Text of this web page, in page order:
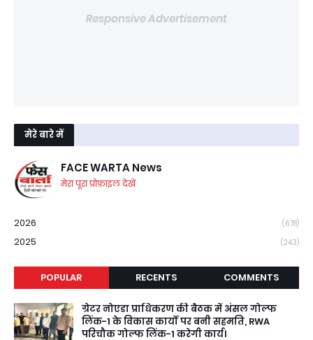
Responsive Advertisement
मेरे बारे में
FACE WARTA News
मेरा पूरा प्रोफ़ाइल देखें
2026 (678)
2025 (243)
POPULAR RECENTS COMMENTS
ग्रेटर नोएडा प्राधिकरण की बैठक में अंसल गोल्फ
लिंक-1 के विकास कार्यों पर बनी सहमति, RWA
परिचौक गोल्फ लिंक-1 करेगी कार्य।